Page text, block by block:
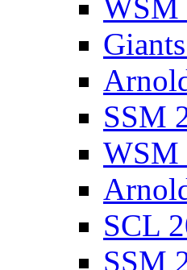
WSM
SSM
WSM
SCL
SSM